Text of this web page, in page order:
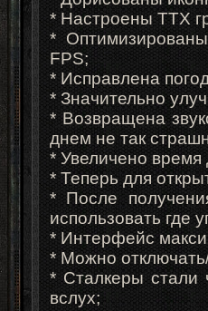
* Настроены ТТХ
*
FPS;
* Исправлена
* Значительно
* Возвращена
днем не так
* Увеличено время
* Теперь для
* После
использовать где
* Интерфейс
* Можно
* Сталкеры
вслух;